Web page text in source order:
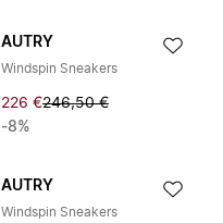
AUTRY
Windspin Sneakers
226 €246,50 €
-8%
AUTRY
Windspin Sneakers